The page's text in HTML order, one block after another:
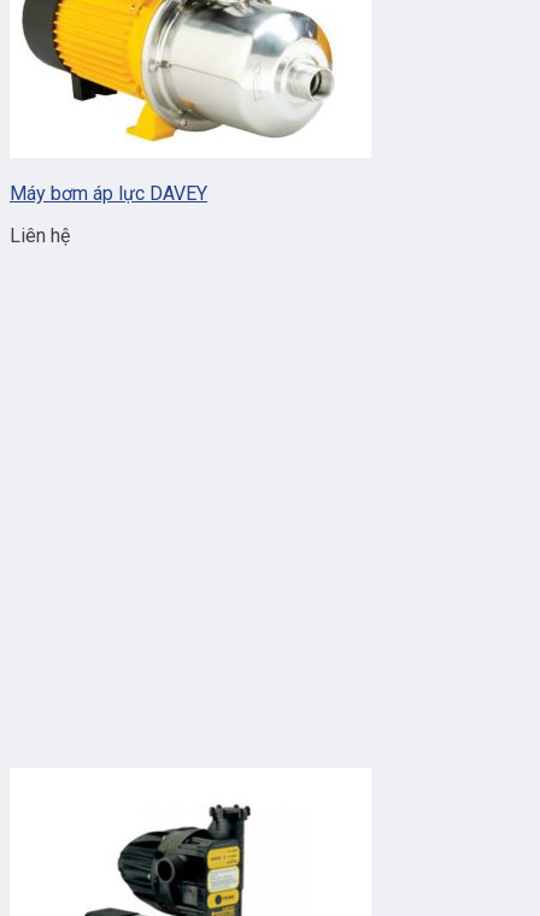
Máy bơm áp lực DAVEY
Liên hệ